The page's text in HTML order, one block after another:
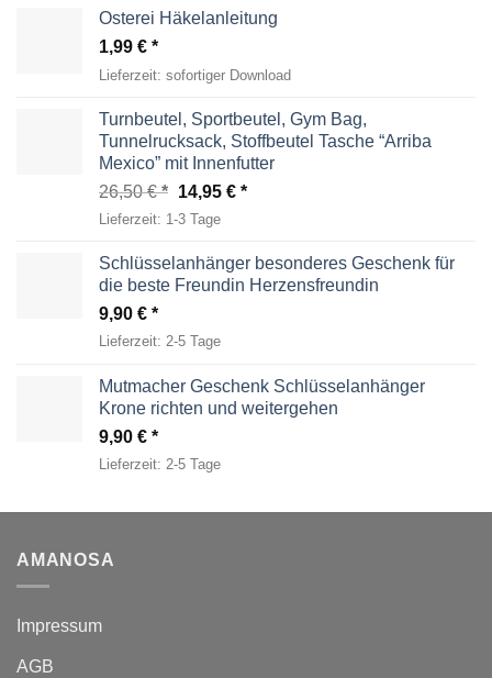
Osterei Häkelanleitung
1,99 €
Lieferzeit: sofortiger Download
Turnbeutel, Sportbeutel, Gym Bag,
Tunnelrucksack, Stoffbeutel Tasche “Arriba
Mexico” mit Innenfutter
26,50€
Ursprünglicher
Preis
26,50 €
14,95 € Aktueller
14,95 €.
Lieferzeit: 1-3 Tage
Schlüsselanhänger besonderes Geschenk für
die beste Freundin Herzensfreundin
9,90 €
Lieferzeit: 2-5 Tage
Mutmacher Geschenk Schlüsselanhänger
Krone richten und weitergehen
9,90 €
Lieferzeit: 2-5 Tage
AMANOSA
Impressum
AGB